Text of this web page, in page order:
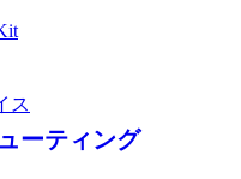
ス
ーティング